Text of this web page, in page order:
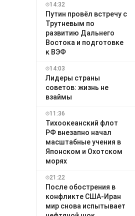
14:32
Путин провёл встречу с
Трутневым по
развитию Дальнего
Востока и подготовке
к ВЭФ
14:03
Лидеры страны
советов: жизнь не
взаймы
11:36
Тихоокеанский флот
РФ внезапно начал
масштабные учения в
Японском и Охотском
морях
21:22
После обострения в
конфликте США-Иран
мир снова испытывает